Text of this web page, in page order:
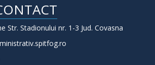
Str. Stadionului nr. 1-3 Jud. Covasna